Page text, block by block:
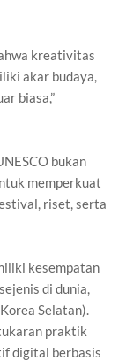
kreativitas
akar budaya,
biasa,”
bukan
memperkuat
riset, serta
kesempatan
di dunia,
Selatan).
praktik
digital berbasis